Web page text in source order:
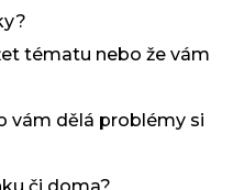
?
tématu nebo že vám
vám dělá problémy si
či doma?